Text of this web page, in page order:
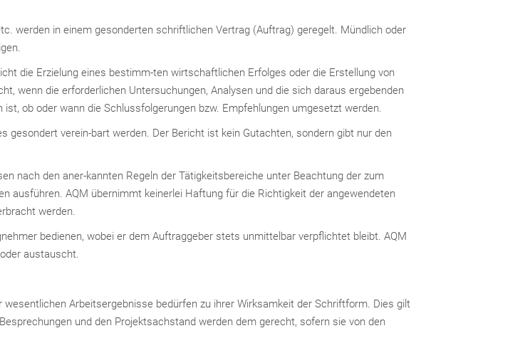
werden in einem gesonderten schriftlichen Vertrag (Auftrag) geregelt. Mündlich oder
die Erzielung eines bestimm-ten wirtschaftlichen Erfolges oder die Erstellung von
wenn die erforderlichen Untersuchungen, Analysen und die sich daraus ergebenden
ob oder wann die Schlussfolgerungen bzw. Empfehlungen umgesetzt werden.
gesondert verein-bart werden. Der Bericht ist kein Gutachten, sondern gibt nur den
nach den aner-kannten Regeln der Tätigkeitsbereiche unter Beachtung der zum
ausführen. AQM übernimmt keinerlei Haftung für die Richtigkeit der angewendeten
werden.
bedienen, wobei er dem Auftraggeber stets unmittelbar verpflichtet bleibt. AQM
austauscht.
Arbeitsergebnisse bedürfen zu ihrer Wirksamkeit der Schriftform. Dies gilt
und den Projektsachstand werden dem gerecht, sofern sie von den